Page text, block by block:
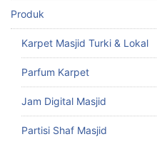
Produk
Karpet Masjid Turki & Lokal
Parfum Karpet
Jam Digital Masjid
Partisi Shaf Masjid